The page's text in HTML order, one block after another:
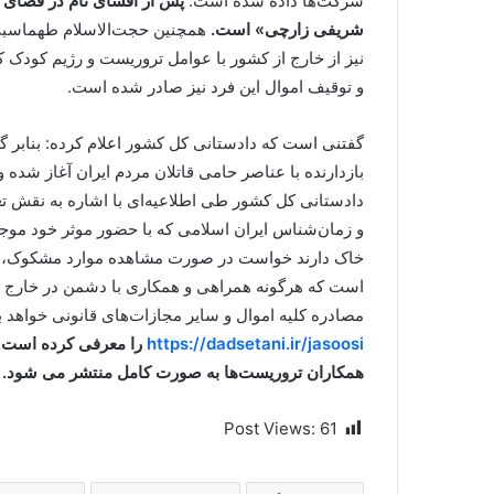
شریفی زارچی» است. همچنین حجت‌الاسلام
نیز از خارج از کشور با عوامل تروریست و رژیم
و توقیف اموال این فرد نیز صادر شده است.
گفتنی است که دادستانی کل کشور اعلام کرده:
بازدارنده با عناصر حامی قاتلان مردم ایران آغاز
دادستانی کل کشور طی اطلاعیه‌ای با اشاره به نقش
و زمان‌شناس ایران اسلامی که با حضور موثر خود
خاک دارند خواست در صورت مشاهده موارد مشکوک،
است که هرگونه همراهی و همکاری با دشمن در
مصادره کلیه اموال و سایر مجازات‌های قانونی خواهد
https://dadsetani.ir/jasoosi را معرفی کرده
همکاران تروریست‌ها به صورت کامل منتشر می شود.
Post Views: 61